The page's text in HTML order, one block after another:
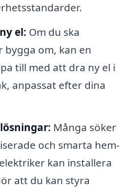
el: Om du ska
bygga om, kan en
till med att dra ny el i
anpassat efter dina
Många söker
och smarta hem-
kan installera
att du kan styra